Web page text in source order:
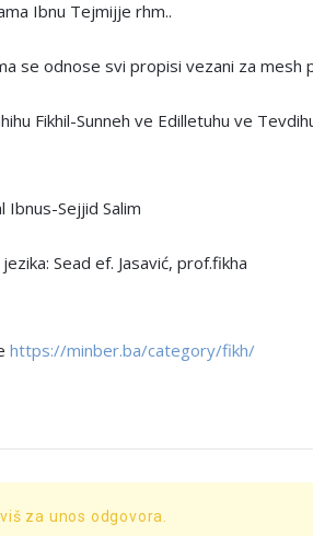
Ibnu Tejmijje rhm..
se odnose svi propisi vezani za mesh
Fikhil-Sunneh ve Edilletuhu ve
Ibnus-Sejjid Salim
Sead ef. Jasavić, prof.fikha
https://minber.ba/category/fikh/
za unos odgovora.